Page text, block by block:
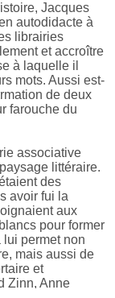
Jacques
autodidacte à
librairies
et accroître
à laquelle il
mots. Aussi est-
de deux
farouche du
associative
littéraire.
des
avoir fui la
aux
pour former
permet non
mais aussi de
et
Zinn, Anne